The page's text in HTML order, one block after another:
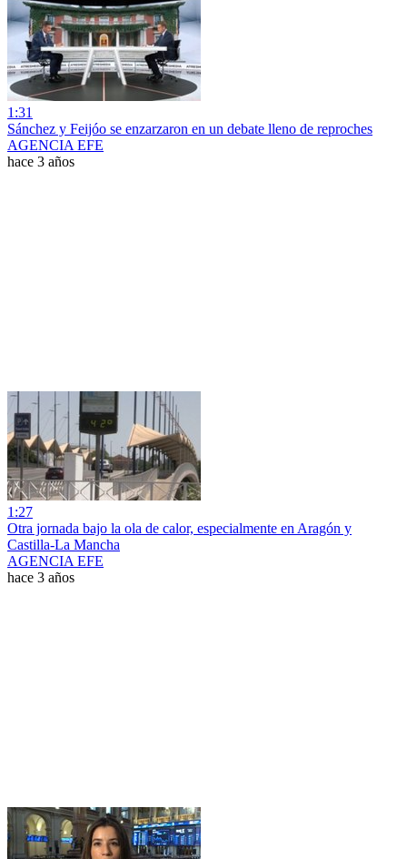
1:31
Sánchez y Feijóo se enzarzaron en un debate lleno de reproches
AGENCIA EFE
hace 3 años
1:27
Otra jornada bajo la ola de calor, especialmente en Aragón y
Castilla-La Mancha
AGENCIA EFE
hace 3 años